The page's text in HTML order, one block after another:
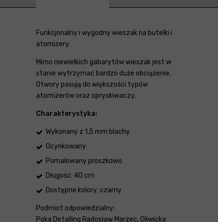
Funkcjonalny i wygodny wieszak na butelki i
atomizery.
Mimo niewielkich gabarytów wieszak jest w
stanie wytrzymać bardzo duże obciążenie.
Otwory pasują do większości typów
atomizerów oraz opryskiwaczy.
Charakterystyka:
Wykonany z 1,5 mm blachy
Ocynkowany
Pomalowany proszkowo
Długość: 40 cm
Dostępne kolory: czarny
Podmiot odpowiedzialny:
Poka Detailing Radosław Marzec, Gliwicka